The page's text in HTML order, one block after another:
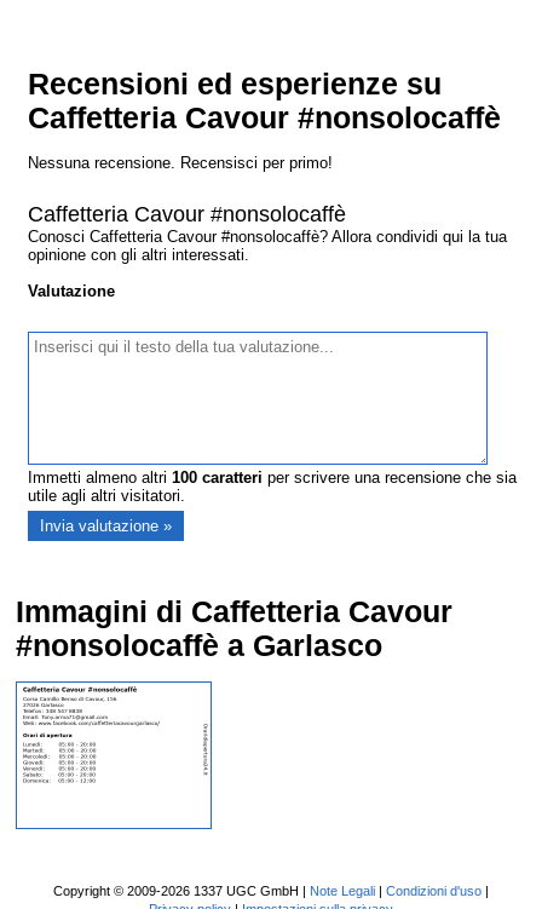
Recensioni ed esperienze su
Caffetteria Cavour #nonsolocaffè
Nessuna recensione. Recensisci per primo!
Caffetteria Cavour #nonsolocaffè
Conosci Caffetteria Cavour #nonsolocaffè? Allora condividi qui la tua
opinione con gli altri interessati.
Valutazione
Immetti almeno altri100 caratteri per scrivere una recensione che sia
utile agli altri visitatori.
Immagini di Caffetteria Cavour
#nonsolocaffè a Garlasco
Copyright © 2009-2026 1337 UGC GmbH | Note Legali| Condizioni d'uso|